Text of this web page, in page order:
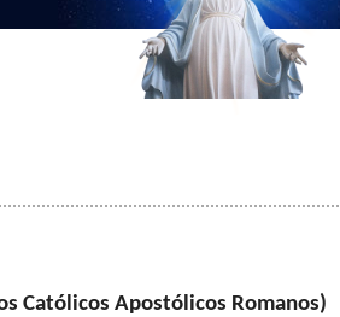
Católicos Apostólicos Romanos)